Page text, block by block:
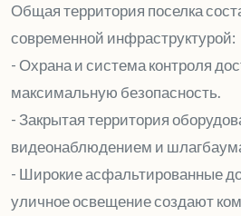
Общая территория поселка
современной инфраструктурой:
- Охрана и система контроля
максимальную безопасность.
- Закрытая территория
видеонаблюдением и
- Широкие асфальтированные
уличное освещение создают